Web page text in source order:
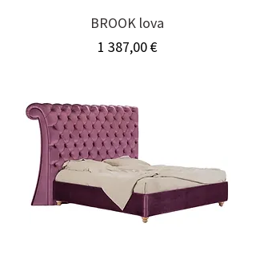
BROOK lova
Kaina
1 387,00 €